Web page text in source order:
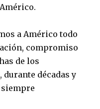
a Américo todo
compromiso
de los
décadas y
siempre